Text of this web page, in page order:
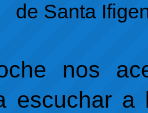
de Santa
nos
escuchar a